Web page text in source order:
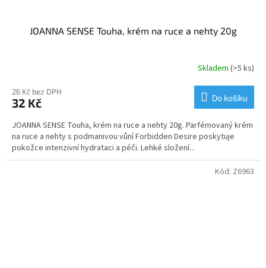
JOANNA SENSE Touha, krém na ruce a nehty 20g
Skladem (>5 ks)
26 Kč bez DPH
32 Kč Do košíku
JOANNA SENSE Touha, krém na ruce a nehty 20g. Parfémovaný krém
na ruce a nehty s podmanivou vůní Forbidden Desire poskytuje
pokožce intenzivní hydrataci a péči. Lehké složení...
Kód: Z6963